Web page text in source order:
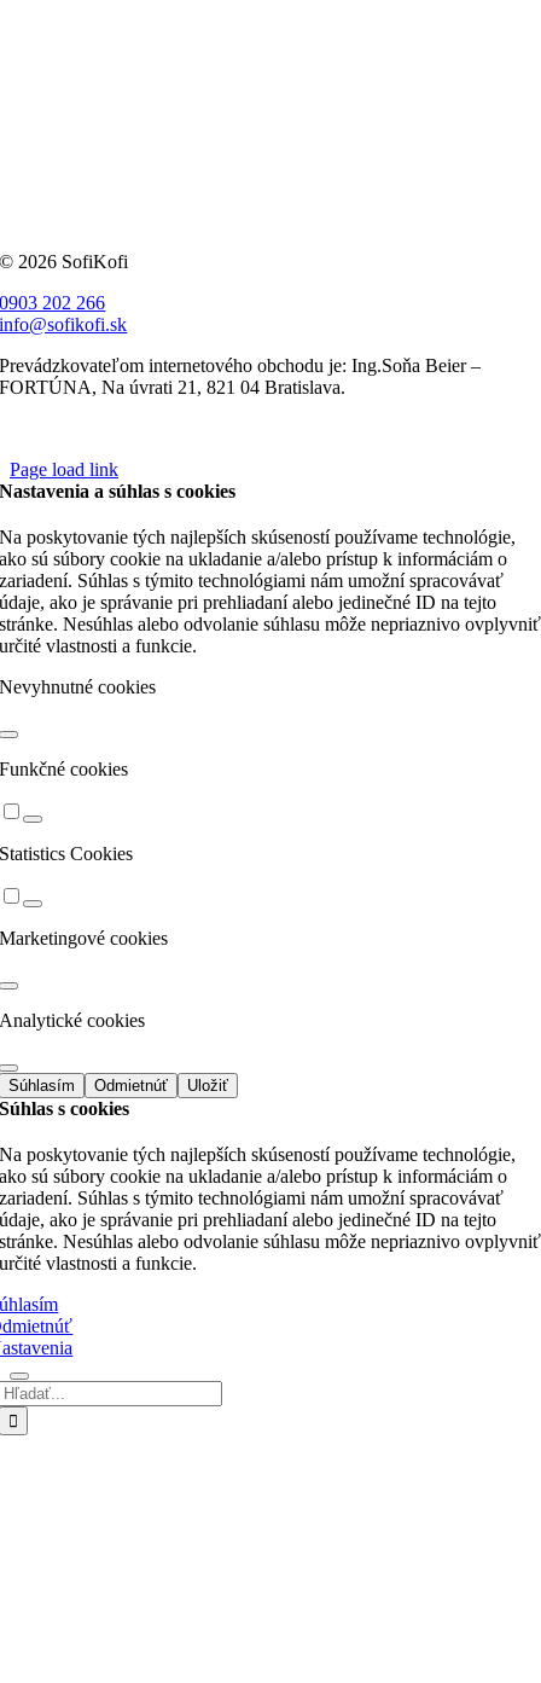
© 2026 SofiKofi
0903 202 266
info@sofikofi.sk
Prevádzkovateľom internetového obchodu je: Ing.Soňa Beier –
FORTÚNA, Na úvrati 21, 821 04 Bratislava.
Page load link
Nastavenia a súhlas s cookies
Na poskytovanie tých najlepších skúseností používame technológie,
ako sú súbory cookie na ukladanie a/alebo prístup k informáciám o
zariadení. Súhlas s týmito technológiami nám umožní spracovávať
údaje, ako je správanie pri prehliadaní alebo jedinečné ID na tejto
stránke. Nesúhlas alebo odvolanie súhlasu môže nepriaznivo ovplyvniť
určité vlastnosti a funkcie.
Nevyhnutné cookies
Funkčné cookies
Statistics Cookies
Marketingové cookies
Analytické cookies
Súhlasím Odmietnúť Uložiť
Súhlas s cookies
Na poskytovanie tých najlepších skúseností používame technológie,
ako sú súbory cookie na ukladanie a/alebo prístup k informáciám o
zariadení. Súhlas s týmito technológiami nám umožní spracovávať
údaje, ako je správanie pri prehliadaní alebo jedinečné ID na tejto
stránke. Nesúhlas alebo odvolanie súhlasu môže nepriaznivo ovplyvniť
určité vlastnosti a funkcie.